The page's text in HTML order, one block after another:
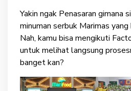
Yakin ngak Penasaran gimana
minuman serbuk Marimas
Nah, kamu bisa mengikuti
untuk melihat langsung
banget kan?